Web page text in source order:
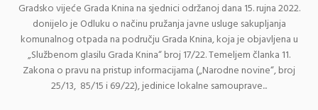
Gradsko vijeće Grada Knina na sjednici održanoj dana 15. rujna 2022.
donijelo je Odluku o načinu pružanja javne usluge sakupljanja
komunalnog otpada na području Grada Knina, koja je objavljena u
„Službenom glasilu Grada Knina“ broj 17/22. Temeljem članka 11.
Zakona o pravu na pristup informacijama („Narodne novine“, broj
25/13, 85/15 i 69/22), jedinice lokalne samouprave...